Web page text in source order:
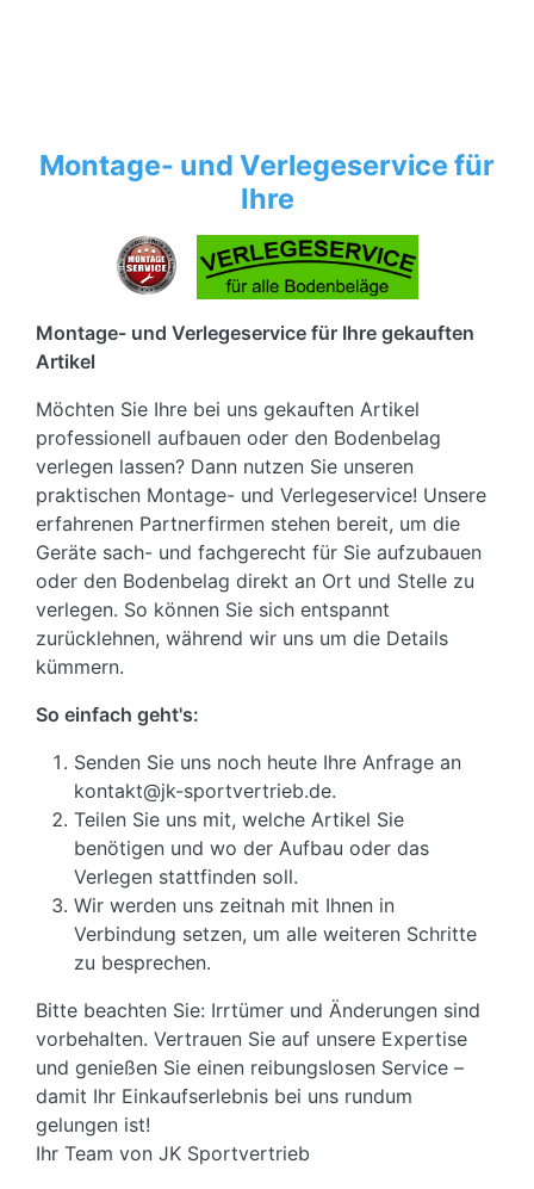
Montage- und Verlegeservice für
Ihre
Montage- und Verlegeservice für Ihre gekauften
Artikel
Möchten Sie Ihre bei uns gekauften Artikel
professionell aufbauen oder den Bodenbelag
verlegen lassen? Dann nutzen Sie unseren
praktischen Montage- und Verlegeservice! Unsere
erfahrenen Partnerfirmen stehen bereit, um die
Geräte sach- und fachgerecht für Sie aufzubauen
oder den Bodenbelag direkt an Ort und Stelle zu
verlegen. So können Sie sich entspannt
zurücklehnen, während wir uns um die Details
kümmern.
So einfach geht's:
Senden Sie uns noch heute Ihre Anfrage an
kontakt@jk-sportvertrieb.de.
Teilen Sie uns mit, welche Artikel Sie
benötigen und wo der Aufbau oder das
Verlegen stattfinden soll.
Wir werden uns zeitnah mit Ihnen in
Verbindung setzen, um alle weiteren Schritte
zu besprechen.
Bitte beachten Sie: Irrtümer und Änderungen sind
vorbehalten. Vertrauen Sie auf unsere Expertise
und genießen Sie einen reibungslosen Service –
damit Ihr Einkaufserlebnis bei uns rundum
gelungen ist!
Ihr Team von JK Sportvertrieb